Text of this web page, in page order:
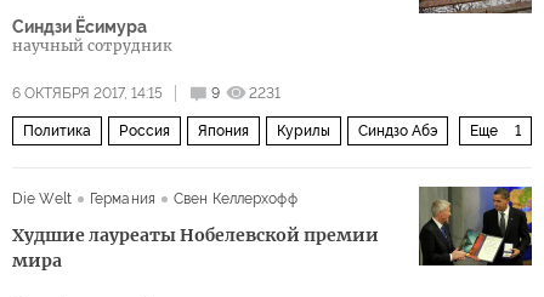
Синдзи Ёсимура
научный сотрудник
6 ОКТЯБРЯ 2017, 14:15 9 2231
Еще 1
Политика Россия Япония Курилы Синдзо Абэ
Die Welt
Германия Свен Келлерхофф
Худшие лауреаты Нобелевской премии
мира